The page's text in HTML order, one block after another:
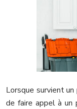
Lorsque survient
de faire appel à